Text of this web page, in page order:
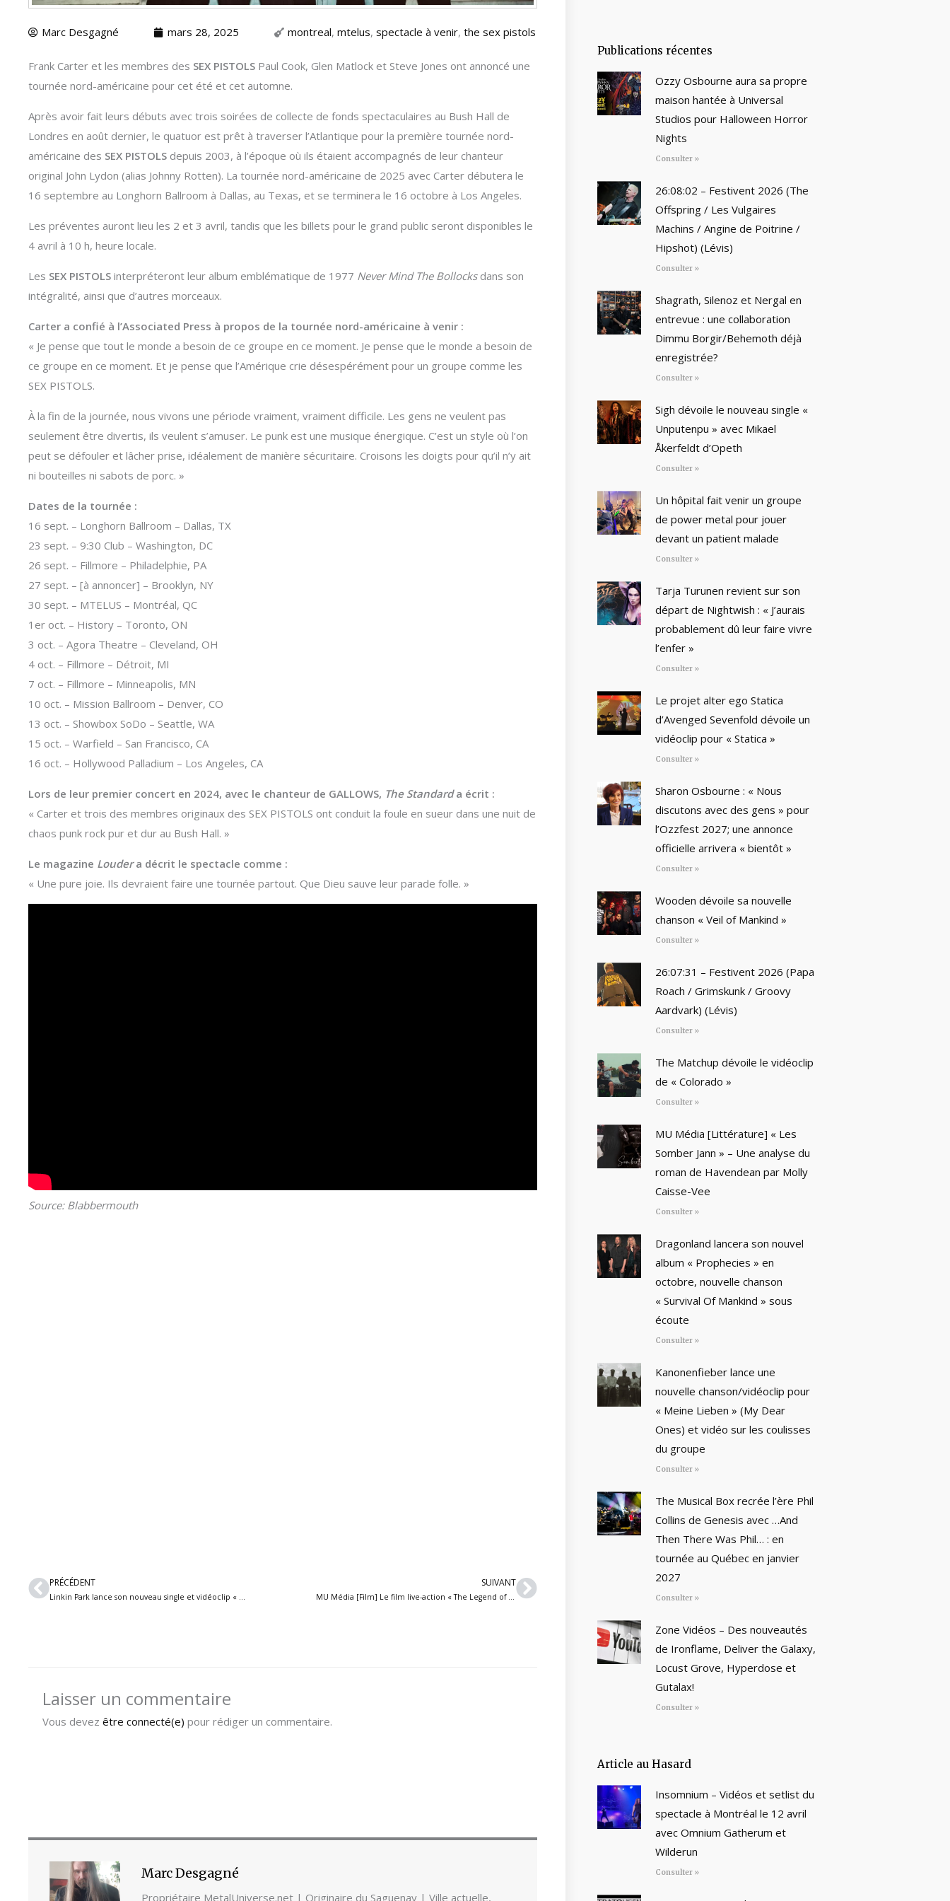
Marc Desgagné mars 28, 2025 montreal, mtelus, spectacle à venir, the sex pistols
Frank Carter et les membres des SEX PISTOLS Paul Cook, Glen Matlock et Steve Jones ont annoncé une
tournée nord-américaine pour cet été et cet automne.
Après avoir fait leurs débuts avec trois soirées de collecte de fonds spectaculaires au Bush Hall de
Londres en août dernier, le quatuor est prêt à traverser l’Atlantique pour la première tournée nord-
américaine des SEX PISTOLS depuis 2003, à l’époque où ils étaient accompagnés de leur chanteur
original John Lydon (alias Johnny Rotten). La tournée nord-américaine de 2025 avec Carter débutera le
16 septembre au Longhorn Ballroom à Dallas, au Texas, et se terminera le 16 octobre à Los Angeles.
Les préventes auront lieu les 2 et 3 avril, tandis que les billets pour le grand public seront disponibles le
4 avril à 10 h, heure locale.
Les SEX PISTOLS interpréteront leur album emblématique de 1977 Never Mind The Bollocksdans son
intégralité, ainsi que d’autres morceaux.
Carter a confié à l’Associated Press à propos de la tournée nord-américaine à venir :
« Je pense que tout le monde a besoin de ce groupe en ce moment. Je pense que le monde a besoin de
ce groupe en ce moment. Et je pense que l’Amérique crie désespérément pour un groupe comme les
SEX PISTOLS.
À la fin de la journée, nous vivons une période vraiment, vraiment difficile. Les gens ne veulent pas
seulement être divertis, ils veulent s’amuser. Le punk est une musique énergique. C’est un style où l’on
peut se défouler et lâcher prise, idéalement de manière sécuritaire. Croisons les doigts pour qu’il n’y ait
ni bouteilles ni sabots de porc. »
Dates de la tournée :
16 sept. – Longhorn Ballroom – Dallas, TX
23 sept. – 9:30 Club – Washington, DC
26 sept. – Fillmore – Philadelphie, PA
27 sept. – [à annoncer] – Brooklyn, NY
30 sept. – MTELUS – Montréal, QC
1er oct. – History – Toronto, ON
3 oct. – Agora Theatre – Cleveland, OH
4 oct. – Fillmore – Détroit, MI
7 oct. – Fillmore – Minneapolis, MN
10 oct. – Mission Ballroom – Denver, CO
13 oct. – Showbox SoDo – Seattle, WA
15 oct. – Warfield – San Francisco, CA
16 oct. – Hollywood Palladium – Los Angeles, CA
Lors de leur premier concert en 2024, avec le chanteur de GALLOWS, The Standarda écrit :
« Carter et trois des membres originaux des SEX PISTOLS ont conduit la foule en sueur dans une nuit de
chaos punk rock pur et dur au Bush Hall. »
Le magazine Loudera décrit le spectacle comme :
« Une pure joie. Ils devraient faire une tournée partout. Que Dieu sauve leur parade folle. »
Source: Blabbermouth
Précédent
PRÉCÉDENT
Linkin Park lance son nouveau single et vidéoclip « Up From The Bottom »
SUIVANT
MU Média [Film] Le film live-action « The Legend of Zelda » sortira en mars 2027
Suivant
Laisser un commentaire
Vous devez être connecté(e) pour rédiger un commentaire.
Marc Desgagné
Propriétaire MetalUniverse.net | Originaire du Saguenay | Ville actuelle,
Publications récentes
Ozzy Osbourne aura sa propre
maison hantée à Universal
Studios pour Halloween Horror
Nights
Consulter »
26:08:02 – Festivent 2026 (The
Offspring / Les Vulgaires
Machins / Angine de Poitrine /
Hipshot) (Lévis)
Consulter »
Shagrath, Silenoz et Nergal en
entrevue : une collaboration
Dimmu Borgir/Behemoth déjà
enregistrée?
Consulter »
Sigh dévoile le nouveau single «
Unputenpu » avec Mikael
Åkerfeldt d’Opeth
Consulter »
Un hôpital fait venir un groupe
de power metal pour jouer
devant un patient malade
Consulter »
Tarja Turunen revient sur son
départ de Nightwish : « J’aurais
probablement dû leur faire vivre
l’enfer »
Consulter »
Le projet alter ego Statica
d’Avenged Sevenfold dévoile un
vidéoclip pour « Statica »
Consulter »
Sharon Osbourne : « Nous
discutons avec des gens » pour
l’Ozzfest 2027; une annonce
officielle arrivera « bientôt »
Consulter »
Wooden dévoile sa nouvelle
chanson « Veil of Mankind »
Consulter »
26:07:31 – Festivent 2026 (Papa
Roach / Grimskunk / Groovy
Aardvark) (Lévis)
Consulter »
The Matchup dévoile le vidéoclip
de « Colorado »
Consulter »
MU Média [Littérature] « Les
Somber Jann » – Une analyse du
roman de Havendean par Molly
Caisse-Vee
Consulter »
Dragonland lancera son nouvel
album « Prophecies » en
octobre, nouvelle chanson
« Survival Of Mankind » sous
écoute
Consulter »
Kanonenfieber lance une
nouvelle chanson/vidéoclip pour
« Meine Lieben » (My Dear
Ones) et vidéo sur les coulisses
du groupe
Consulter »
The Musical Box recrée l’ère Phil
Collins de Genesis avec …And
Then There Was Phil… : en
tournée au Québec en janvier
2027
Consulter »
Zone Vidéos – Des nouveautés
de Ironflame, Deliver the Galaxy,
Locust Grove, Hyperdose et
Gutalax!
Consulter »
Article au Hasard
Insomnium – Vidéos et setlist du
spectacle à Montréal le 12 avril
avec Omnium Gatherum et
Wilderun
Consulter »